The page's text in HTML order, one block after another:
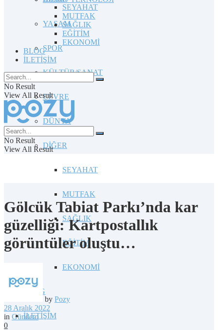
YAŞAM
SPOR
KÜLTÜR/SANAT
ÇEVRE
DÜNYA
DİĞER
SEYAHAT
MUTFAK
SAĞLIK
EĞİTİM
EKONOMİ
BLOG
İLETİŞİM
SEYAHAT
MUTFAK
SAĞLIK
EĞİTİM
EKONOMİ
BLOG
İLETİŞİM
No Result
View All Result
No Result
View All Result
Gölcük Tabiat Parkı’nda kar
güzelliği: Kartpostallık
görüntüler oluştu…
by Pozy
28 Aralık 2022
in Gündem
0